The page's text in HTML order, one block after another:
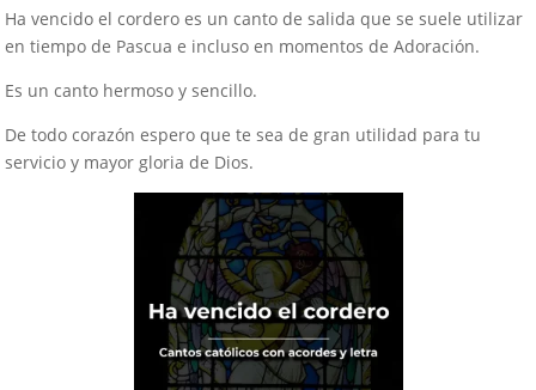
Ha vencido el cordero es un canto de salida que se suele utilizar
en tiempo de Pascua e incluso en momentos de Adoración.
Es un canto hermoso y sencillo.
De todo corazón espero que te sea de gran utilidad para tu
servicio y mayor gloria de Dios.